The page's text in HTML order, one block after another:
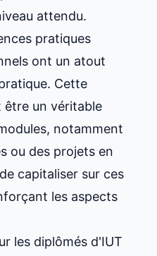
attendu.
pratiques
ont un atout
Cette
être un véritable
notamment
ou des projets en
capitaliser sur ces
les aspects
les diplômés d'IUT